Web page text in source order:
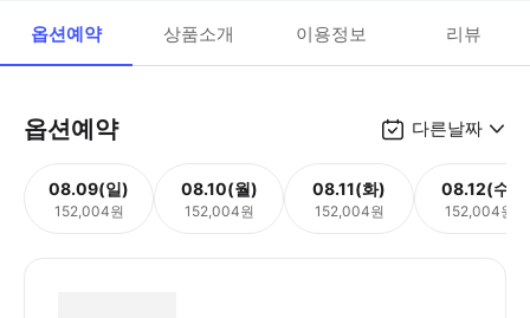
옵션예약 상품소개 이용정보 리뷰
옵션예약 다른날짜
08.09(일)
152,004원
08.10(월)
152,004원
08.11(화)
152,004원
08.12(수)
152,004원